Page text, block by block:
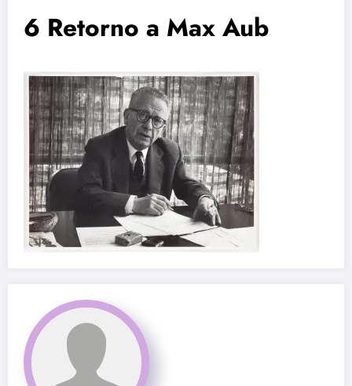
6 Retorno a Max Aub